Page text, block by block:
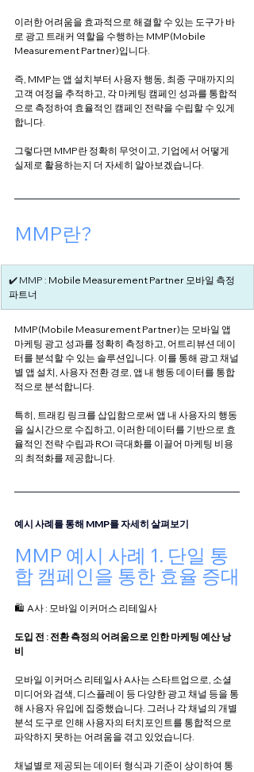
이러한 어려움을 효과적으로 해결할 수 있는 도구가 바
로 광고 트래커 역할을 수행하는 MMP(Mobile
Measurement Partner)입니다.
즉, MMP는 앱 설치부터 사용자 행동, 최종 구매까지의
고객 여정을 추적하고, 각 마케팅 캠페인 성과를 통합적
으로 측정하여 효율적인 캠페인 전략을 수립할 수 있게
합니다.
그렇다면 MMP란 정확히 무엇이고, 기업에서 어떻게
실제로 활용하는지 더 자세히 알아보겠습니다.
MMP란?
✔️ MMP : Mobile Measurement Partner 모바일 측정
파트너
MMP(Mobile Measurement Partner)는 모바일 앱
마케팅 광고 성과를 정확히 측정하고, 어트리뷰션 데이
터를 분석할 수 있는 솔루션입니다. 이를 통해 광고 채널
별 앱 설치, 사용자 전환 경로, 앱 내 행동 데이터를 통합
적으로 분석합니다.
특히, 트래킹 링크를 삽입함으로써 앱 내 사용자의 행동
을 실시간으로 수집하고, 이러한 데이터를 기반으로 효
율적인 전략 수립과 ROI 극대화를 이끌어 마케팅 비용
의 최적화를 제공합니다.
예시 사례를 통해 MMP를 자세히 살펴보기
MMP 예시 사례 1. 단일 통
합 캠페인을 통한 효율 증대
🛍️  A사 : 모바일 이커머스 리테일사
도입 전 : 전환 측정의 어려움으로 인한 마케팅 예산 낭
비
모바일 이커머스 리테일사 A사는 스타트업으로, 소셜
미디어와 검색, 디스플레이 등 다양한 광고 채널 등을 통
해 사용자 유입에 집중했습니다. 그러나 각 채널의 개별
분석 도구로 인해 사용자의 터치포인트를 통합적으로
파악하지 못하는 어려움을 겪고 있었습니다.
채널별로 제공되는 데이터 형식과 기준이 상이하여 통